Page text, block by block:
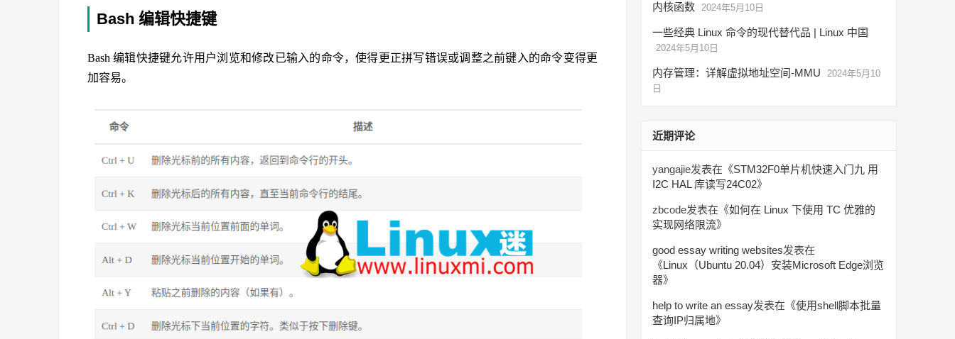
Bash 编辑快捷键
Bash 编辑快捷键允许用户浏览和修改已输入的命令，使得更正拼写错误或调整之前键入的命令变得更
加容易。
内核函数 2024年5月10日
一些经典 Linux 命令的现代替代品 | Linux 中国
2024年5月10日
内存管理：详解虚拟地址空间-MMU
2024年5月10
日
近期评论
yangajie发表在《STM32F0单片机快速入门九 用
I2C HAL 库读写24C02》
zbcode发表在《如何在 Linux 下使用 TC 优雅的
实现网络限流》
good essay writing websites发表在
《Linux（Ubuntu 20.04）安装Microsoft Edge浏览
器》
help to write an essay发表在《使用shell脚本批量
查询IP归属地》